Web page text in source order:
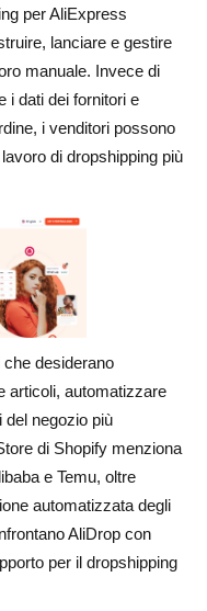
per AliExpress
lanciare e gestire
manuale. Invece di
i dati dei fornitori e
i venditori possono
di dropshipping più
desiderano
articoli, automatizzare
del negozio più
di Shopify menziona
e Temu, oltre
automatizzata degli
AliDrop con
per il dropshipping